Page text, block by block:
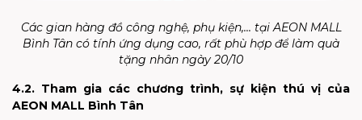
Các gian hàng đồ công nghệ, phụ kiện,... tại AEON MALL
Bình Tân có tính ứng dụng cao, rất phù hợp để làm quà
tặng nhân ngày 20/10
4.2. Tham gia các chương trình, sự kiện thú vị của
AEON MALL Bình Tân